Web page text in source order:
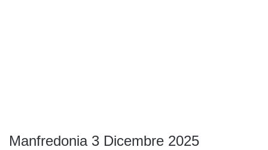
Manfredonia 3 Dicembre 2025